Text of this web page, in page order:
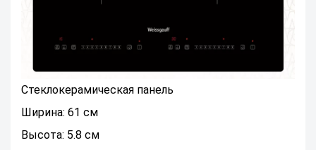
Стеклокерамическая панель
Ширина: 61 см
Высота: 5.8 см